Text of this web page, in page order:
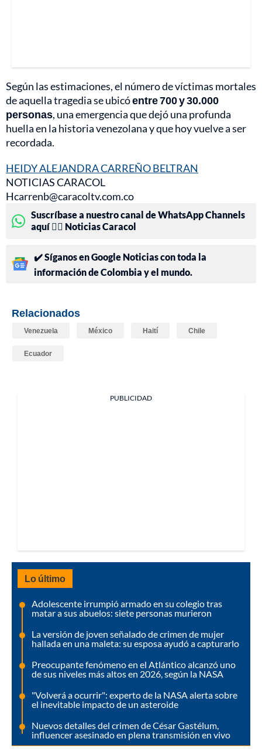
Según las estimaciones, el número de víctimas mortales
de aquella tragedia se ubicóentre 700 y 30.000
personas, una emergencia que dejó una profunda
huella en la historia venezolana y que hoy vuelve a ser
recordada.
HEIDY ALEJANDRA CARREÑO BELTRAN
NOTICIAS CARACOL
Hcarrenb@caracoltv.com.co
Suscríbase a nuestro canal de WhatsApp Channels
aquí 👉🏻 Noticias Caracol
✔️ Síganos en Google Noticias con toda la
información de Colombia y el mundo.
Relacionados
Venezuela México Haití Chile
Ecuador
PUBLICIDAD
Lo último
Adolescente irrumpió armado en su colegio tras
matar a sus abuelos: siete personas murieron
La versión de joven señalado de crimen de mujer
hallada en una maleta: su esposa ayudó a capturarlo
Preocupante fenómeno en el Atlántico alcanzó uno
de sus niveles más altos en 2026, según la NASA
"Volverá a ocurrir": experto de la NASA alerta sobre
el inevitable impacto de un asteroide
Nuevos detalles del crimen de César Gastélum,
influencer asesinado en plena transmisión en vivo